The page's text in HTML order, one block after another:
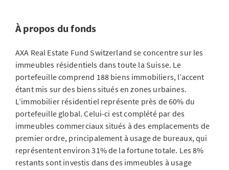
À propos du fonds
AXA Real Estate Fund Switzerland se concentre sur les
immeubles résidentiels dans toute la Suisse. Le
portefeuille comprend 188 biens immobiliers, l’accent
étant mis sur des biens situés en zones urbaines.
L’immobilier résidentiel représente près de 60% du
portefeuille global. Celui-ci est complété par des
immeubles commerciaux situés à des emplacements de
premier ordre, principalement à usage de bureaux, qui
représentent environ 31% de la fortune totale. Les 8%
restants sont investis dans des immeubles à usage